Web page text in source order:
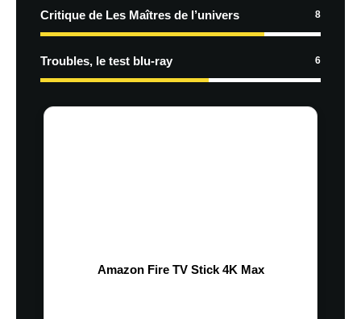
Critique de Les Maîtres de l’univers 8
Troubles, le test blu-ray 6
Amazon Fire TV Stick 4K Max